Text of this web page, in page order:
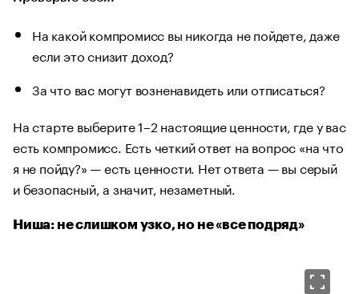
На какой компромисс вы никогда не пойдете, даже
если это снизит доход?
За что вас могут возненавидеть или отписаться?
На старте выберите 1–2 настоящие ценности, где у вас
есть компромисс. Есть четкий ответ на вопрос «на что
я не пойду?» — есть ценности. Нет ответа — вы серый
и безопасный, а значит, незаметный.
Ниша: не слишком узко, но не «все подряд»